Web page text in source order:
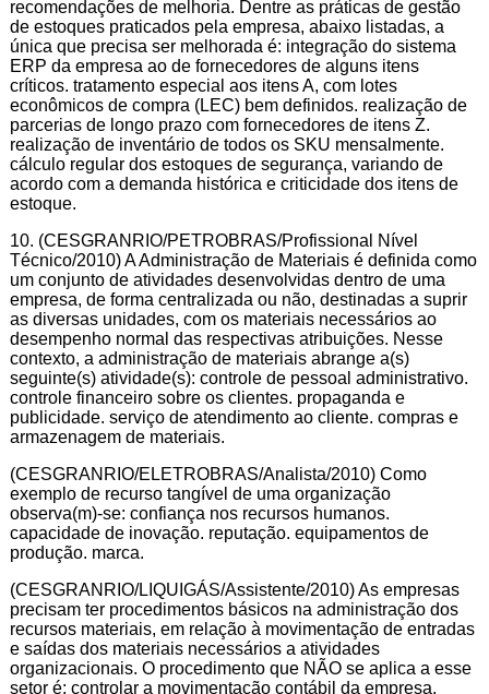
recomendações de melhoria. Dentre as práticas de gestão
de estoques praticados pela empresa, abaixo listadas, a
única que precisa ser melhorada é: integração do sistema
ERP da empresa ao de fornecedores de alguns itens
críticos. tratamento especial aos itens A, com lotes
econômicos de compra (LEC) bem definidos. realização de
parcerias de longo prazo com fornecedores de itens Z.
realização de inventário de todos os SKU mensalmente.
cálculo regular dos estoques de segurança, variando de
acordo com a demanda histórica e criticidade dos itens de
estoque.
10. (CESGRANRIO/PETROBRAS/Profissional Nível
Técnico/2010) A Administração de Materiais é definida como
um conjunto de atividades desenvolvidas dentro de uma
empresa, de forma centralizada ou não, destinadas a suprir
as diversas unidades, com os materiais necessários ao
desempenho normal das respectivas atribuições. Nesse
contexto, a administração de materiais abrange a(s)
seguinte(s) atividade(s): controle de pessoal administrativo.
controle financeiro sobre os clientes. propaganda e
publicidade. serviço de atendimento ao cliente. compras e
armazenagem de materiais.
(CESGRANRIO/ELETROBRAS/Analista/2010) Como
exemplo de recurso tangível de uma organização
observa(m)-se: confiança nos recursos humanos.
capacidade de inovação. reputação. equipamentos de
produção. marca.
(CESGRANRIO/LIQUIGÁS/Assistente/2010) As empresas
precisam ter procedimentos básicos na administração dos
recursos materiais, em relação à movimentação de entradas
e saídas dos materiais necessários a atividades
organizacionais. O procedimento que NÃO se aplica a esse
setor é: controlar a movimentação contábil da empresa.